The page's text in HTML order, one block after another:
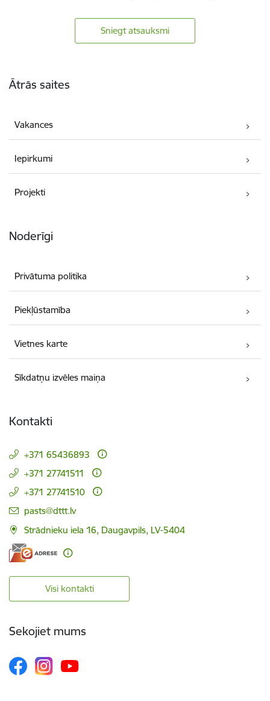
Sniegt atsauksmi
Ātrās saites
Vakances
Iepirkumi
Projekti
Noderīgi
Privātuma politika
Piekļūstamība
Vietnes karte
Sīkdatņu izvēles maiņa
Kontakti
+371 65436893
+371 27741511
+371 27741510
E-pasts:
pasts@dttt.lv
Strādnieku iela 16, Daugavpils, LV-5404
Visi kontakti
Sekojiet mums